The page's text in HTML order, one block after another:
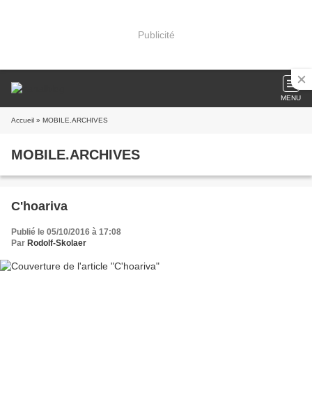
Publicité
MENU
Accueil » MOBILE.ARCHIVES
MOBILE.ARCHIVES
C'hoariva
Publié le 05/10/2016 à 17:08
Par Rodolf-Skolaer